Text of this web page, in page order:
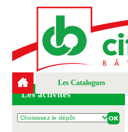
Les Catalogues
Les activités